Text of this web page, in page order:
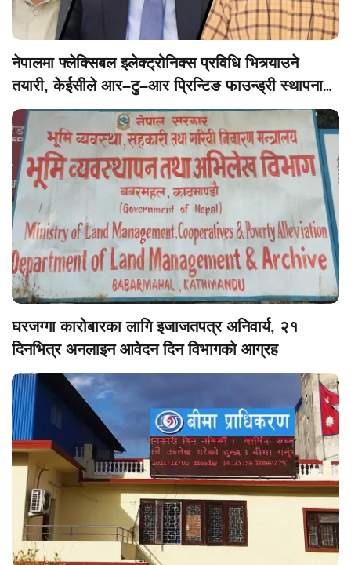
नेपालमा फ्लेक्सिबल इलेक्ट्रोनिक्स प्रविधि भित्र्याउने
तयारी, केईसीले आर–टु–आर प्रिन्टिङ फाउन्ड्री स्थापना
गर्ने
घरजग्गा कारोबारका लागि इजाजतपत्र अनिवार्य, २१
दिनभित्र अनलाइन आवेदन दिन विभागको आग्रह